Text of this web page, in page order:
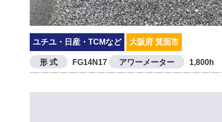
ユチユ・日産・TCMなど 大阪府 箕面市
形 式 FG14N17 アワーメーター 1,800h